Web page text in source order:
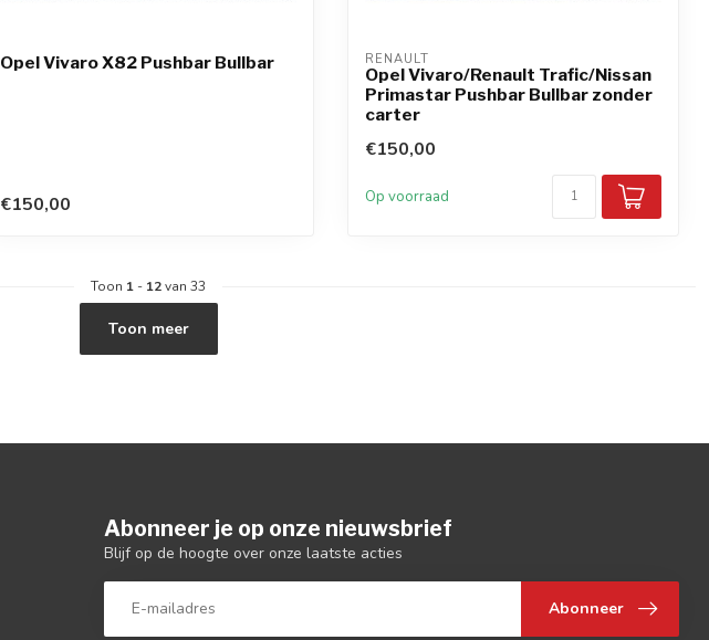
Opel Vivaro X82 Pushbar Bullbar
€150,00
RENAULT
Opel Vivaro/Renault Trafic/Nissan
Primastar Pushbar Bullbar zonder
carter
€150,00
Op voorraad
Toon 1 - 12van 33
Toon meer
Abonneer je op onze nieuwsbrief
Blijf op de hoogte over onze laatste acties
Abonneer